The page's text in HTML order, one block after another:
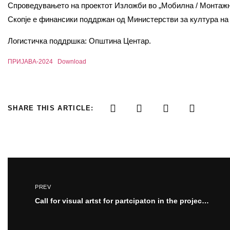
Спроведувањето на проектот Изложби во „Мобилна /
Скопје е финансики поддржан од Министерстви за култура
Логистичка поддршка: Општина Центар.
ПРИЈАВА-2024 Download
SHARE THIS ARTICLE:
PREV
Call for visual artst for partcipaton in the project and exhibiton “Artsts and Refugees”